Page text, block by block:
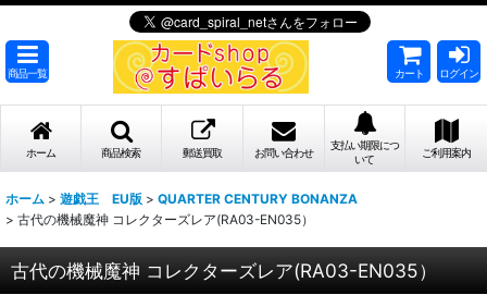
商品一覧 カート ログイン
ホーム 商品検索 郵送買取 お問い合わせ
支払い期限につ
いて
ご利用案内
ホーム > 遊戯王 EU版 > QUARTER CENTURY BONANZA
> 古代の機械魔神 コレクターズレア(RA03-EN035）
古代の機械魔神 コレクターズレア(RA03-EN035）